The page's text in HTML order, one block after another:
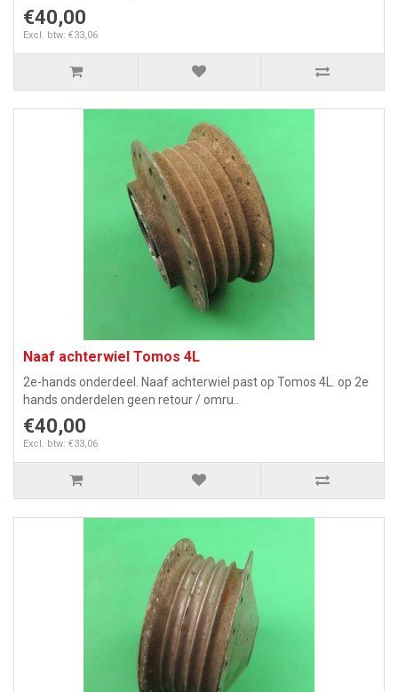
€40,00
Excl. btw: €33,06
Naaf achterwiel Tomos 4L
2e-hands onderdeel. Naaf achterwiel past op Tomos 4L. op 2e
hands onderdelen geen retour / omru..
€40,00
Excl. btw: €33,06